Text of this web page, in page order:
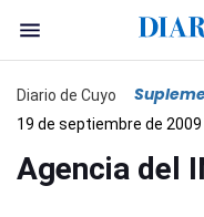
Diario de Cuyo
19 de septiembre de 2009
Agencia del